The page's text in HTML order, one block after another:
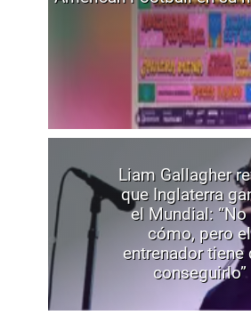
Liam Gallagher
que Inglaterra
el Mundial: “No
cómo, pero el
entrenador tiene
conseguirlo”